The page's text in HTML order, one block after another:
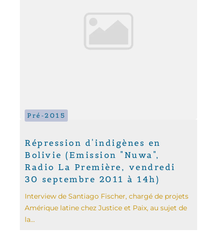
Pré-2015
Répression d'indigènes en
Bolivie (Emission "Nuwa",
Radio La Première, vendredi
30 septembre 2011 à 14h)
Interview de Santiago Fischer, chargé de projets
Amérique latine chez Justice et Paix, au sujet de
la...